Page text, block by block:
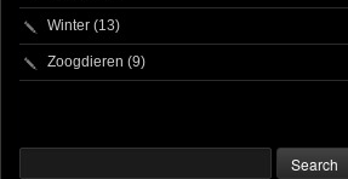
Winter (13)
Zoogdieren (9)